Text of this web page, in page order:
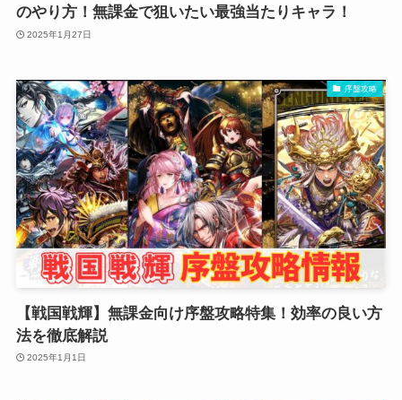
のやり方！無課金で狙いたい最強当たりキャラ！
2025年1月27日
序盤攻略
【戦国戦輝】無課金向け序盤攻略特集！効率の良い方
法を徹底解説
2025年1月1日